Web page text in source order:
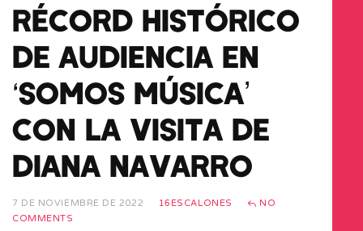
RÉCORD HISTÓRICO
DE AUDIENCIA EN
‘SOMOS MÚSICA’
CON LA VISITA DE
DIANA NAVARRO
7 DE NOVIEMBRE DE 2022 16ESCALONES
NO
COMMENTS